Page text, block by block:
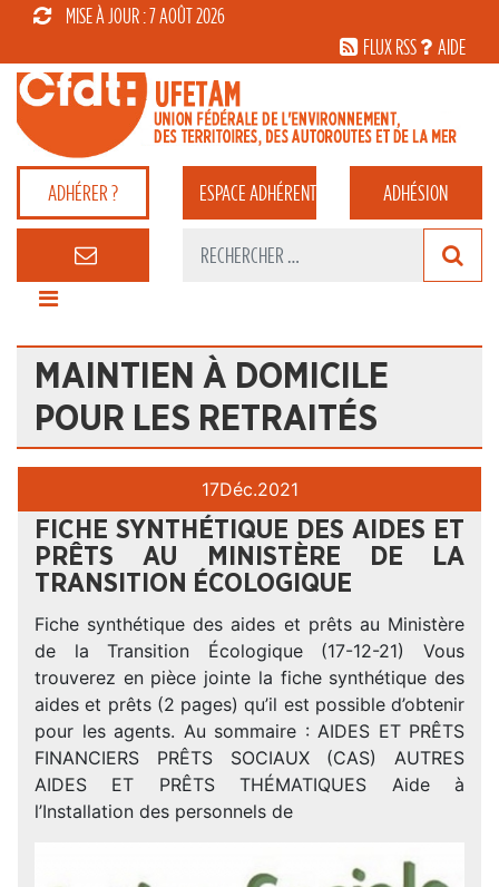
MISE À JOUR : 7 AOÛT 2026
FLUX RSS
AIDE
ADHÉRER ? ESPACEADHÉRENT ADHÉSION
MAINTIEN À DOMICILE
POUR LES RETRAITÉS
17Déc.2021
FICHE SYNTHÉTIQUE DES AIDES ET
PRÊTS AU MINISTÈRE DE LA
TRANSITION ÉCOLOGIQUE
Fiche synthétique des aides et prêts au Ministère
de la Transition Écologique (17-12-21) Vous
trouverez en pièce jointe la fiche synthétique des
aides et prêts (2 pages) qu’il est possible d’obtenir
pour les agents. Au sommaire : AIDES ET PRÊTS
FINANCIERS PRÊTS SOCIAUX (CAS) AUTRES
AIDES ET PRÊTS THÉMATIQUES Aide à
l’Installation des personnels de